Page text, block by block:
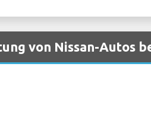
von Nissan-Autos